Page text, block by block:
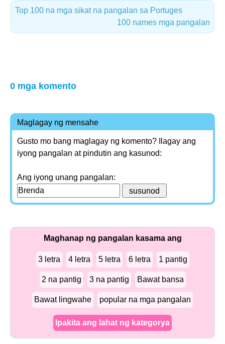
Top 100 na mga sikat na pangalan sa Portuges
100 names mga pangalan
0 mga komento
Maglagay ng mensahe
Gusto mo bang maglagay ng komento? Ilagay ang
iyong pangalan at pindutin ang kasunod:
Ang iyong unang pangalan:
Maghanap ng pangalan kasama ang
3 letra 4 letra 5 letra 6 letra 1 pantig
2 na pantig 3 na pantig Bawat bansa
Bawat lingwahe popular na mga pangalan
Ipakita ang lahat ng kategorya